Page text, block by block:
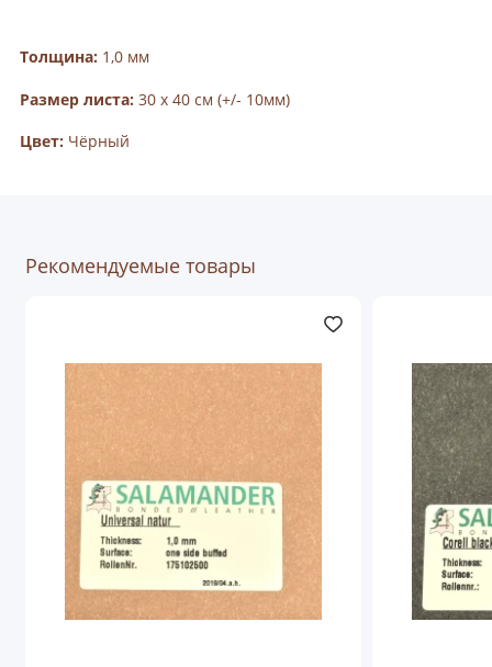
Толщина: 1,0 мм
Размер листа: 30 х 40 см (+/- 10мм)
Цвет: Чёрный
Рекомендуемые товары